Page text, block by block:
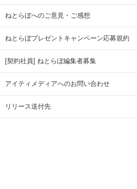
ねとらぼへのご意見・ご感想
ねとらぼプレゼントキャンペーン応募規約
[契約社員] ねとらぼ編集者募集
アイティメディアへのお問い合わせ
リリース送付先